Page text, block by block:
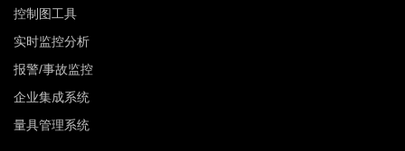
控制图工具
实时监控分析
报警/事故监控
企业集成系统
量具管理系统